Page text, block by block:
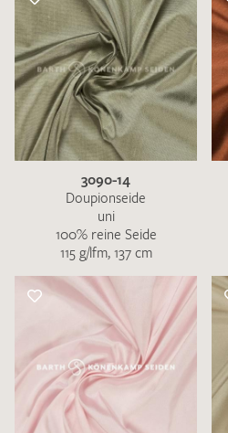
3090-14
Doupionseide
uni
100% reine Seide
115 g/lfm, 137 cm